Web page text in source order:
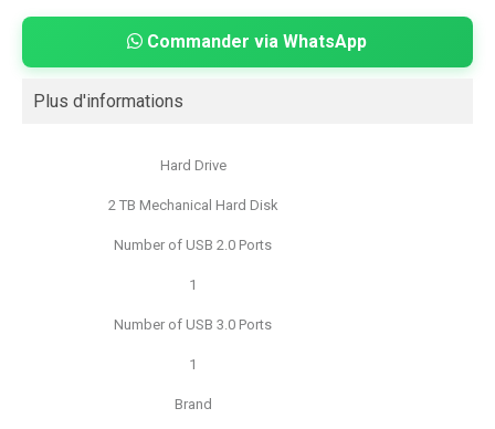
Commander via WhatsApp
Plus d'informations
Hard Drive
2 TB Mechanical Hard Disk
Number of USB 2.0 Ports
1
Number of USB 3.0 Ports
1
Brand